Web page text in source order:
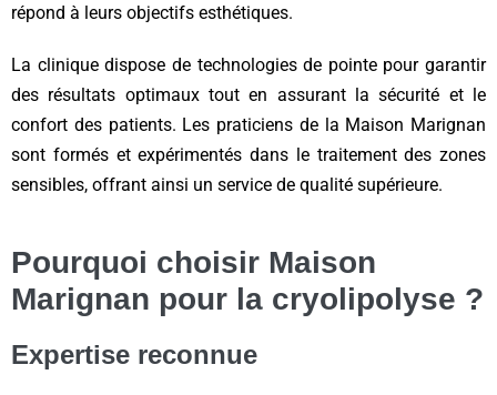
répond à leurs objectifs esthétiques.
La clinique dispose de technologies de pointe pour garantir
des résultats optimaux tout en assurant la sécurité et le
confort des patients. Les praticiens de la Maison Marignan
sont formés et expérimentés dans le traitement des zones
sensibles, offrant ainsi un service de qualité supérieure.
Pourquoi choisir Maison
Marignan pour la cryolipolyse ?
Expertise reconnue